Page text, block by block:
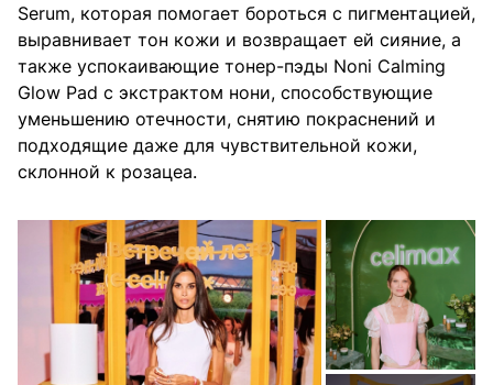
Serum, которая помогает бороться с пигментацией,
выравнивает тон кожи и возвращает ей сияние, а
также успокаивающие тонер-пэды Noni Calming
Glow Pad с экстрактом нони, способствующие
уменьшению отечности, снятию покраснений и
подходящие даже для чувствительной кожи,
склонной к розацеа.